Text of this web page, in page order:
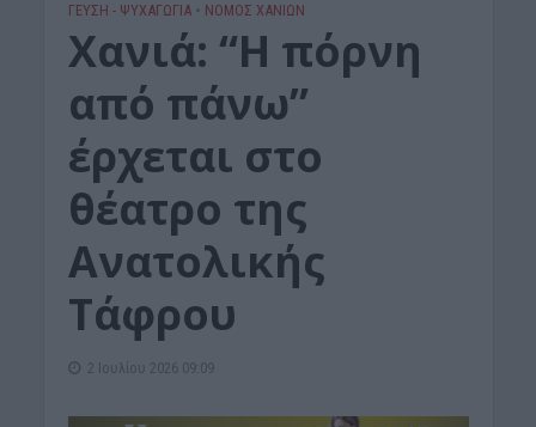
ΓΕΎΣΗ - ΨΥΧΑΓΩΓΊΑ • ΝΟΜΌΣ ΧΑΝΊΩΝ
Χανιά: “Η πόρνη
από πάνω”
έρχεται στο
θέατρο της
Ανατολικής
Τάφρου
2 Ιουλίου 2026 09:09